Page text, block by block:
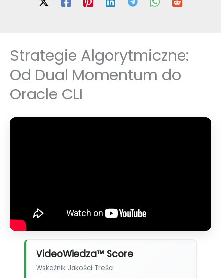
Strategie Algorytmiczne:
Od Dual Momentum do
Oracle CLI
VideoWiedza™ Score
Wskaźnik Jakości Treści